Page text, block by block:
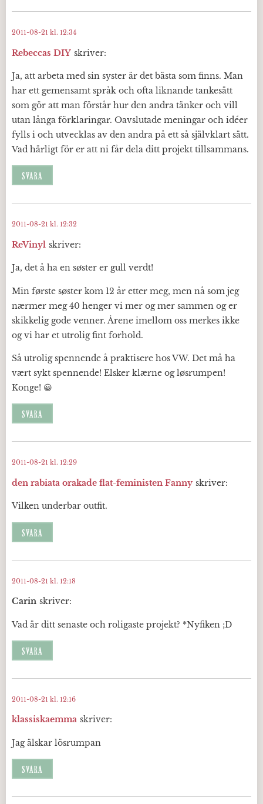
Rebeccas DIY skriver:
2011-08-21 kl. 12:34
Ja, att arbeta med sin syster är det bästa som finns. Man
har ett gemensamt språk och ofta liknande tankesätt
som gör att man förstår hur den andra tänker och vill
utan långa förklaringar. Oavslutade meningar och idéer
fylls i och utvecklas av den andra på ett så självklart sätt.
Vad härligt för er att ni får dela ditt projekt tillsammans.
SVARA
ReVinyl skriver:
2011-08-21 kl. 12:32
Ja, det å ha en søster er gull verdt!
Min første søster kom 12 år etter meg, men nå som jeg
nærmer meg 40 henger vi mer og mer sammen og er
skikkelig gode venner. Årene imellom oss merkes ikke
og vi har et utrolig fint forhold.
Så utrolig spennende å praktisere hos VW. Det må ha
vært sykt spennende! Elsker klærne og løsrumpen!
Konge! 😀
SVARA
den rabiata orakade flat-feministen Fanny skriver:
2011-08-21 kl. 12:29
Vilken underbar outfit.
SVARA
Carin skriver:
2011-08-21 kl. 12:18
Vad är ditt senaste och roligaste projekt? *Nyfiken ;D
SVARA
klassiskaemma skriver:
2011-08-21 kl. 12:16
Jag älskar lösrumpan
SVARA